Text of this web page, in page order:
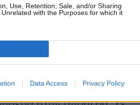
Use, Retention, Sale, and/or Sharing
with the Purposes for which it
Data Access Privacy Policy
Έρχεσαι τώρα μετά
Αυτός που κατέθεσε ότι